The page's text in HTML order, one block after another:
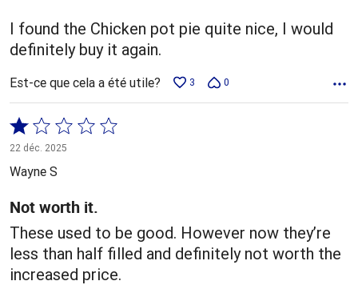
I found the Chicken pot pie quite nice, I would
definitely buy it again.
Est-ce que cela a été utile? 3 0
Coté
1 sur
5
22 déc. 2025
Wayne S
Not worth it.
These used to be good. However now they’re
less than half filled and definitely not worth the
increased price.